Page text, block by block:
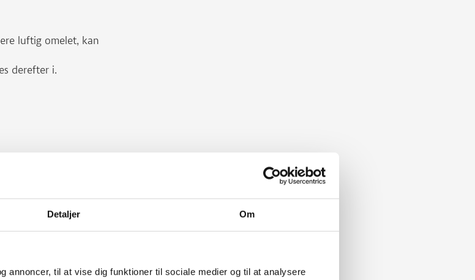
Detaljer Om
annoncer, til at vise dig funktioner til sociale medier og til at analysere
luftig omelet, kan
derefter i.
og lad halvdelen af
skinken herpå.